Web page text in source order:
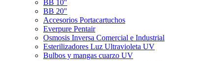
BB 10"
BB 20"
Accesorios Portacartuchos
Everpure Pentair
Osmosis Inversa Comercial e Industrial
Esterilizadores Luz Ultravioleta UV
Bulbos y mangas cuarzo UV